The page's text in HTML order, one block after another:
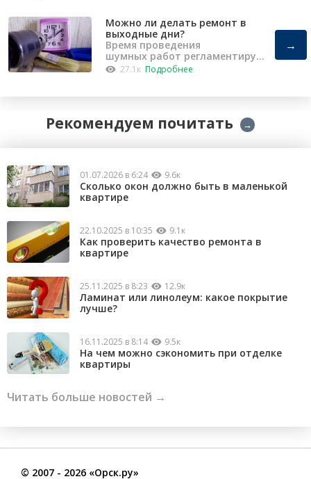
Можно ли делать ремонт в
выходные дни?
Время проведения
шумных работ регламентирует
«Закон о тишине».
27.1к Подробнее
→
Рекомендуем почитать →
01.07.2026 в 6:24 9.6к
Сколько окон должно быть в маленькой
квартире
22.10.2025 в 10:35 9.1к
Как проверить качество ремонта в
квартире
25.11.2025 в 8:23 12.9к
Ламинат или линолеум: какое покрытие
лучше?
16.11.2025 в 8:14 9.5к
На чем можно сэкономить при отделке
квартиры
Читать больше новостей →
© 2007 - 2026 «Орск.ру»